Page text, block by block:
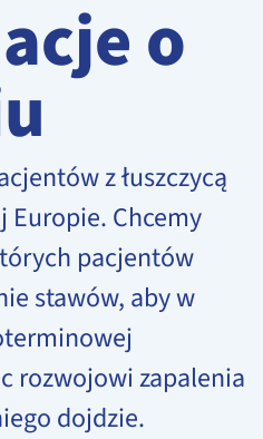
o
z łuszczycą
Europie. Chcemy
pacjentów
stawów, aby w
rozwojowi zapalenia
dojdzie.